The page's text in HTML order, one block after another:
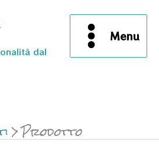
dal
Menu
Prodotto